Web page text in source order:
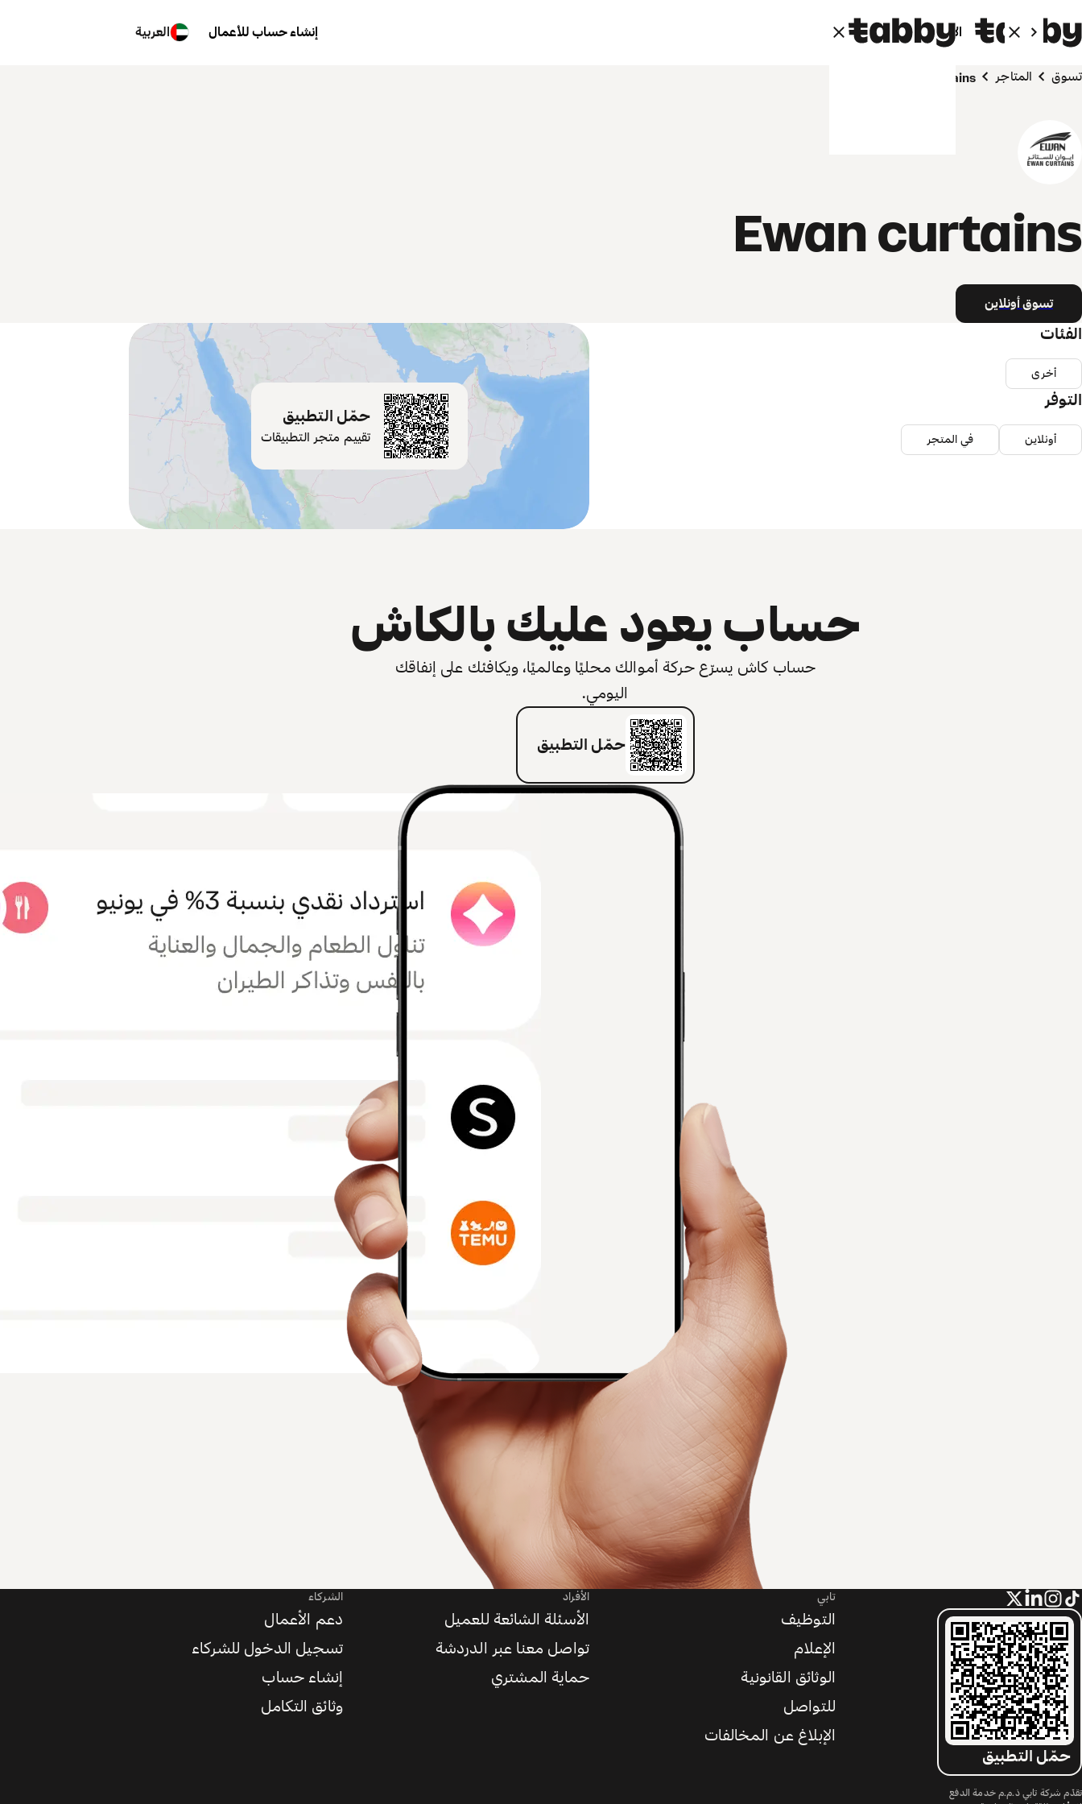
الأفراد الشركاء إنشاء حساب للأعمال العربية
تسوق المتاجر Ewan curtains
Ewan curtains
تسوق أونلاين
حمّل التطبيق
تقييم متجر التطبيقات
الفئات
أخرى
التوفر
أونلاين في المتجر
حساب يعود عليك بالكاش
حساب كاش يسرّع حركة أموالك محليًا وعالميًا، ويكافئك على إنفاقك
اليومي.
حمّل التطبيق
حمّل التطبيق
تقدّم شركة تابي ذ.م.م خدمة الدفع
تابي
التوظيف
الإعلام
الوثائق القانونية
للتواصل
الإبلاغ عن المخالفات
الأفراد
الأسئلة الشائعة للعميل
تواصل معنا عبر الدردشة
حماية المشتري
الشركاء
دعم الأعمال
تسجيل الدخول للشركاء
إنشاء حساب
وثائق التكامل